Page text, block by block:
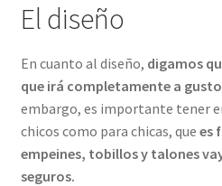
El diseño
En cuanto al diseño, digamos
que irá completamente a
embargo, es importante tener
chicos como para chicas, que es
empeines, tobillos y talones
seguros.